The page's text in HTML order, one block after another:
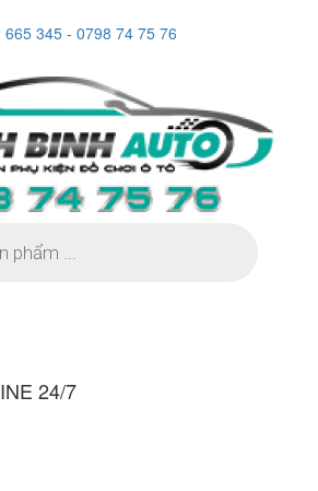
665 345 - 0798 74 75 76
24/7